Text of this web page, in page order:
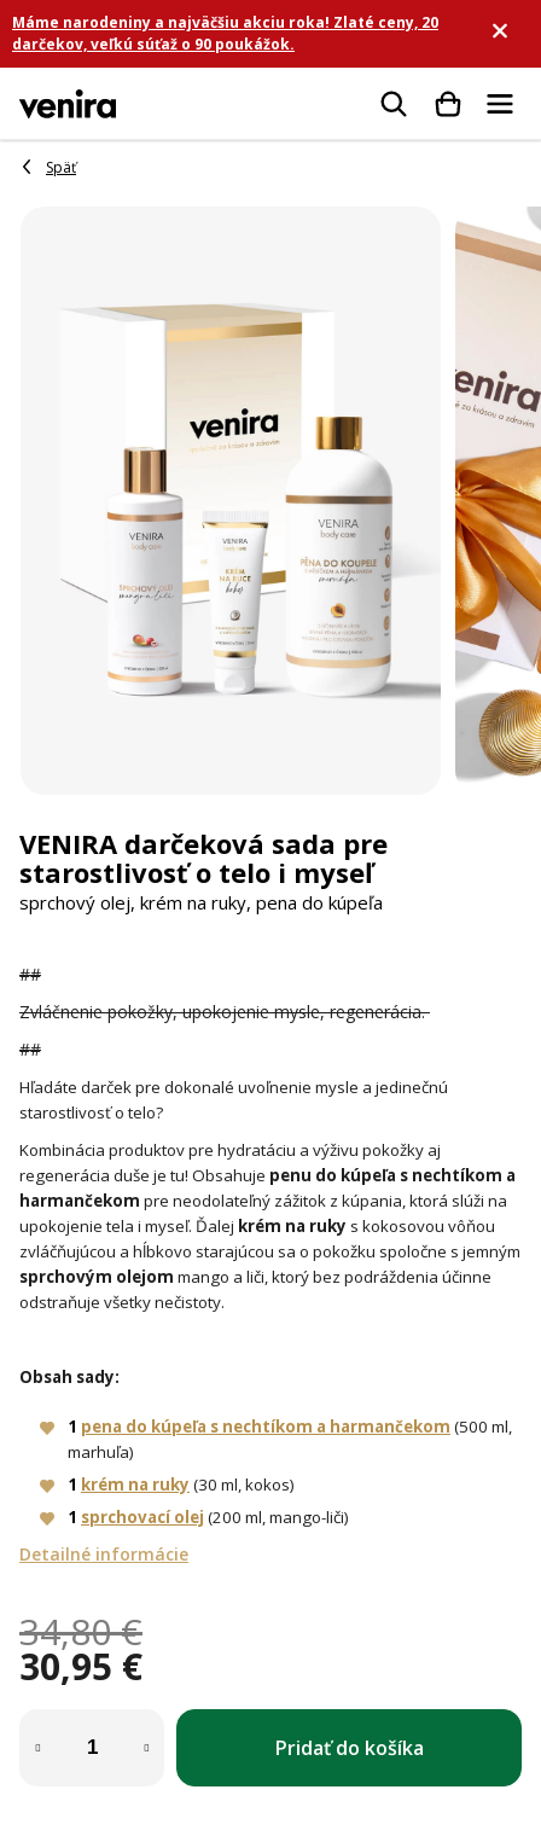
Prejsť
na
obsah
Máme narodeniny a najväčšiu akciu roka! Zlaté ceny, 20
darčekov, veľkú súťaž o 90 poukážok.
Hľadať
##
Zvláčnenie pokožky, upokojenie mysle, regenerácia.
##
Hľadáte darček pre dokonalé uvoľnenie mysle a jedinečnú
starostlivosť o telo?
Kombinácia produktov pre hydratáciu a výživu pokožky aj
regenerácia duše je tu! Obsahuje penu do kúpeľa s nechtíkom a
harmančekom pre neodolateľný zážitok z kúpania, ktorá slúži na
upokojenie tela i myseľ. Ďalej krém na ruky s kokosovou vôňou
zvláčňujúcou a hĺbkovo starajúcou sa o pokožku spoločne s jemným
sprchovým olejom mango a liči, ktorý bez podráždenia účinne
odstraňuje všetky nečistoty.
Obsah sady:
1 pena do kúpeľa s nechtíkom a harmančekom (500 ml,
marhuľa)
1 krém na ruky (30 ml, kokos)
1 sprchovací olej (200 ml, mango-liči)
Detailné informácie
34,80 €
30,95 €
Pridať do košíka
VENIRA darčeková sada pre
starostlivosť o telo i myseľ
sprchový olej, krém na ruky, pena do kúpeľa